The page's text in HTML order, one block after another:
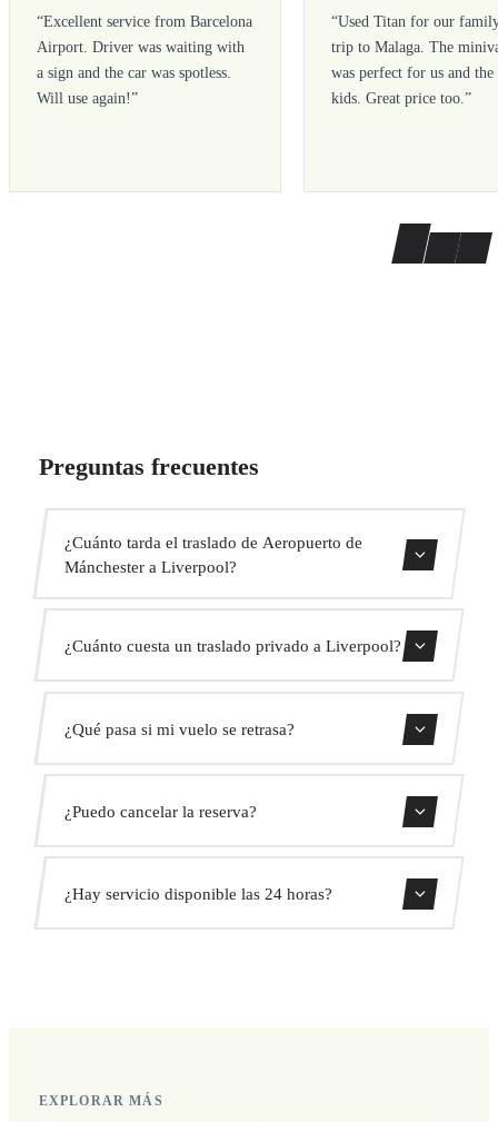
“Excellent service from Barcelona
Airport. Driver was waiting with
a sign and the car was spotless.
Will use again!”
“Used Titan for our
trip to Malaga. The
was perfect for us and the
kids. Great price too.”
Preguntas frecuentes
¿Cuánto tarda el traslado de Aeropuerto de
Mánchester a Liverpool?
¿Cuánto cuesta un traslado privado a Liverpool?
Usa nuestro formulario de reserva para obtener un precio
fijo al instante. Sin cargos ocultos.
¿Qué pasa si mi vuelo se retrasa?
conductor ajustará automáticamente la hora de recogida
sin coste adicional.
¿Puedo cancelar la reserva?
recogida.
¿Hay servicio disponible las 24 horas?
EXPLORAR MÁS